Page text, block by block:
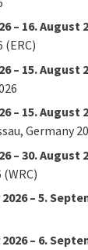
– 16. August
(ERC)
– 15. August
– 15. August
Germany
– 30. August
(WRC)
– 5.
– 6.